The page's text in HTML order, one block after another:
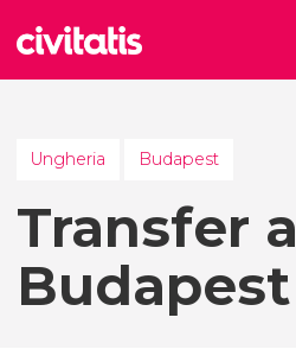
Ungheria Budapest
Transfer a
Budapest